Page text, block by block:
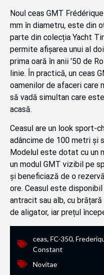
Noul ceas GMT
mm în diametru, este din
parte din colecția Yacht
permite afișarea unui al
prima oară în anii ’50 de
linie. În practică, un ceas
oamenilor de afaceri care
să vadă simultan care
acasă.
Ceasul are un look sport-
adâncime de 100 metri și
Modelul este dotat cu un
un modul GMT vizibil pe
și beneficiază de o
ore. Ceasul este
antracit sau alb, cu
de aligator, iar prețul
ceas, FC-350,
Constant
Novitae